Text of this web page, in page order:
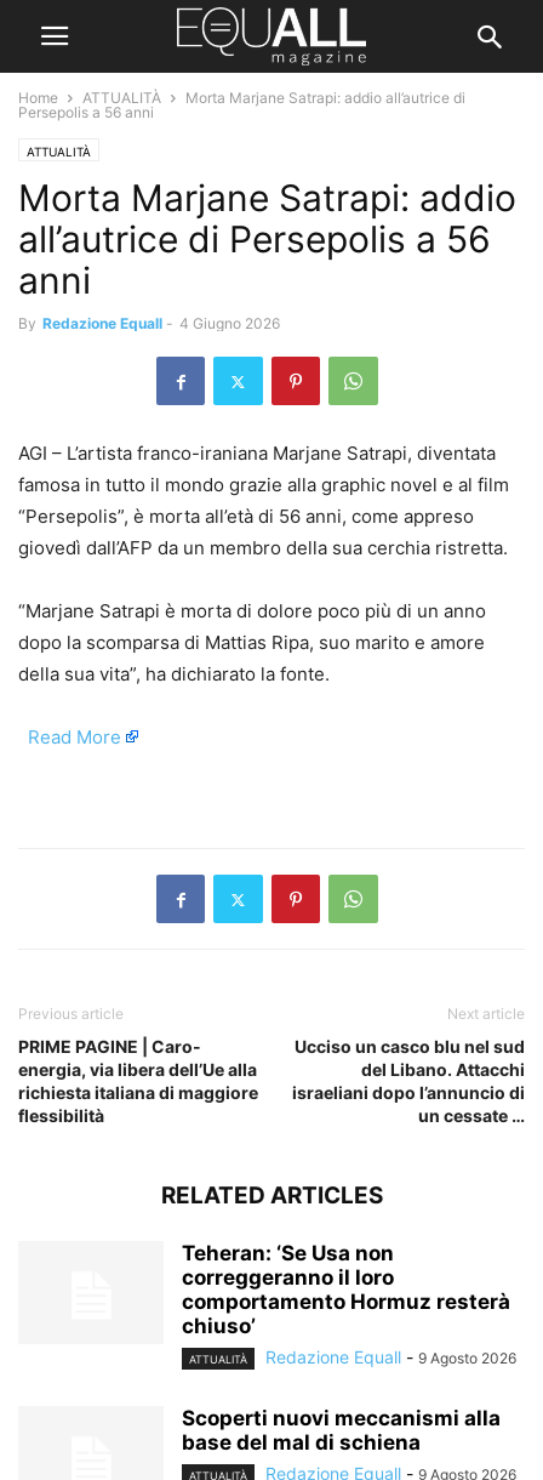
Home ATTUALITÀ
Morta Marjane Satrapi: addio all’autrice di
Persepolis a 56 anni
ATTUALITÀ
Morta Marjane Satrapi: addio
all’autrice di Persepolis a 56
anni
By Redazione Equall - 4 Giugno 2026
AGI – L’artista franco-iraniana Marjane Satrapi, diventata
famosa in tutto il mondo grazie alla graphic novel e al film
“Persepolis”, è morta all’età di 56 anni, come appreso
giovedì dall’AFP da un membro della sua cerchia ristretta.
“Marjane Satrapi è morta di dolore poco più di un anno
dopo la scomparsa di Mattias Ripa, suo marito e amore
della sua vita”, ha dichiarato la fonte.
Read More
Previous article
PRIME PAGINE | Caro-
energia, via libera dell’Ue alla
richiesta italiana di maggiore
flessibilità
Next article
Ucciso un casco blu nel sud
del Libano. Attacchi
israeliani dopo l’annuncio di
un cessate …
RELATED ARTICLES
Teheran: ‘Se Usa non
correggeranno il loro
comportamento Hormuz resterà
chiuso’
ATTUALITÀ Redazione Equall - 9 Agosto 2026
Scoperti nuovi meccanismi alla
base del mal di schiena
ATTUALITÀ Redazione Equall - 9 Agosto 2026